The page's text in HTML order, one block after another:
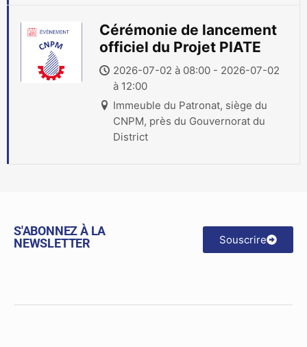
Cérémonie de lancement
officiel du Projet PIATE
2026-07-02 à 08:00 - 2026-07-02
à 12:00
Immeuble du Patronat, siège du
CNPM, près du Gouvernorat du
District
S'ABONNEZ À LA
NEWSLETTER
Souscrire